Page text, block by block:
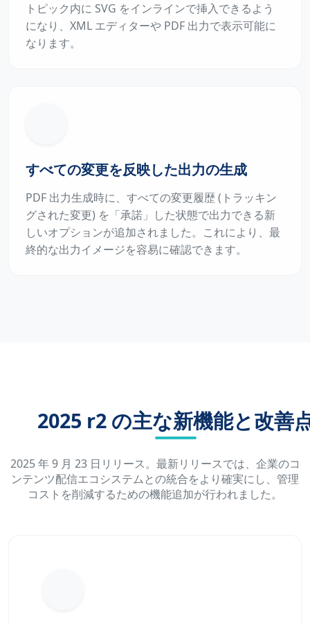
トピック内に SVG をインラインで挿入できるよう
になり、XML エディターや PDF 出力で表示可能に
なります。
すべての変更を反映した出力の生成
PDF 出力生成時に、すべての変更履歴 (トラッキン
グされた変更) を「承諾」した状態で出力できる新
しいオプションが追加されました。これにより、最
終的な出力イメージを容易に確認できます。
2025 r2 の主な新機能と改善
2025 年 9 月 23 日リリース。最新リリースでは、企業のコ
ンテンツ配信エコシステムとの統合をより確実にし、管理
コストを削減するための機能追加が行われました。